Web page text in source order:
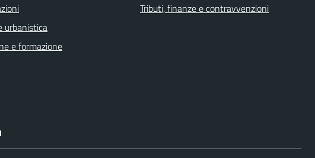
urbanistica
e formazione
Tributi, finanze e contravvenzioni